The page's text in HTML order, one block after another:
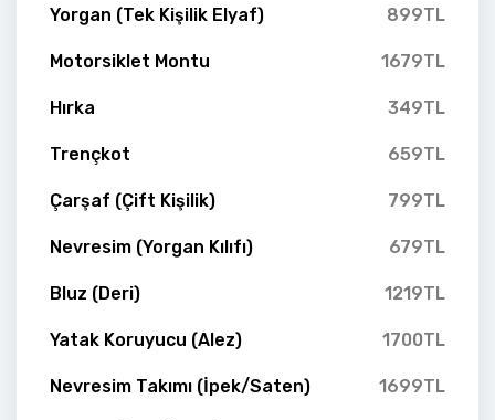
Yorgan (Tek Kişilik Elyaf) 899TL
Motorsiklet Montu 1679TL
Hırka 349TL
Trençkot 659TL
Çarşaf (Çift Kişilik) 799TL
Nevresim (Yorgan Kılıfı) 679TL
Bluz (Deri) 1219TL
Yatak Koruyucu (Alez) 1700TL
Nevresim Takımı (İpek/Saten) 1699TL